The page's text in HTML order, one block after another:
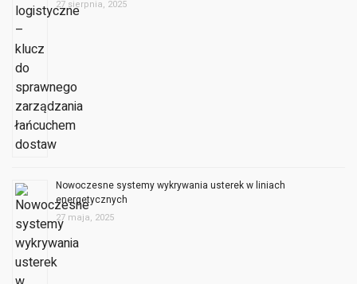
Nowoczesne systemy wykrywania usterek w liniach